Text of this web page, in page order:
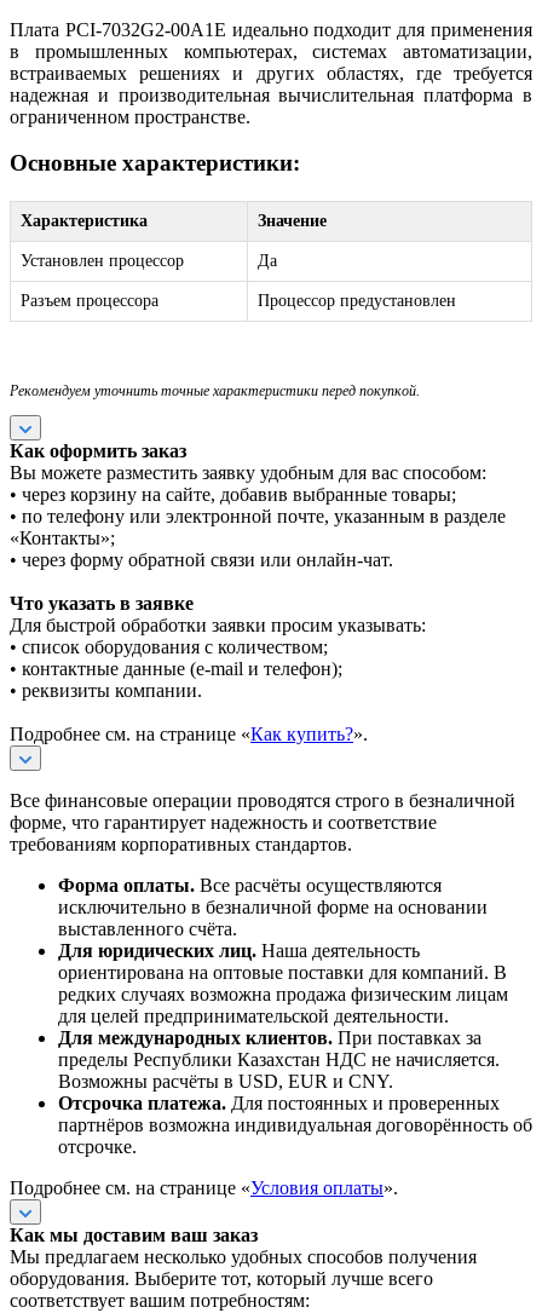
Плата PCI-7032G2-00A1E идеально подходит для применения
в промышленных компьютерах, системах автоматизации,
встраиваемых решениях и других областях, где требуется
надежная и производительная вычислительная платформа в
ограниченном пространстве.
Основные характеристики:
Характеристика Значение
Установлен процессор Да
Разъем процессора Процессор предустановлен
Рекомендуем уточнить точные характеристики перед покупкой.
Как оформить заказ
Вы можете разместить заявку удобным для вас способом:
• через корзину на сайте, добавив выбранные товары;
• по телефону или электронной почте, указанным в разделе
«Контакты»;
• через форму обратной связи или онлайн-чат.
Что указать в заявке
Для быстрой обработки заявки просим указывать:
• список оборудования с количеством;
• контактные данные (e-mail и телефон);
• реквизиты компании.
Подробнее см. на странице «Как купить?».
Все финансовые операции проводятся строго в безналичной
форме, что гарантирует надежность и соответствие
требованиям корпоративных стандартов.
Форма оплаты. Все расчёты осуществляются
исключительно в безналичной форме на основании
выставленного счёта.
Для юридических лиц. Наша деятельность
ориентирована на оптовые поставки для компаний. В
редких случаях возможна продажа физическим лицам
для целей предпринимательской деятельности.
Для международных клиентов. При поставках за
пределы Республики Казахстан НДС не начисляется.
Возможны расчёты в USD, EUR и CNY.
Отсрочка платежа. Для постоянных и проверенных
партнёров возможна индивидуальная договорённость об
отсрочке.
Подробнее см. на странице «Условия оплаты».
Как мы доставим ваш заказ
Мы предлагаем несколько удобных способов получения
оборудования. Выберите тот, который лучше всего
соответствует вашим потребностям: